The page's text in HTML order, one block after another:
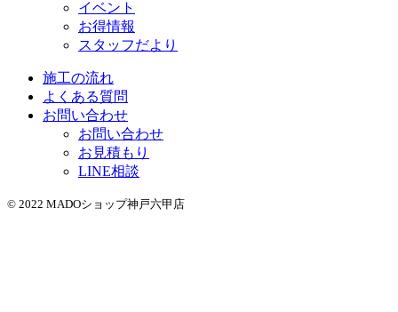
イベント
お得情報
スタッフだより
施工の流れ
よくある質問
お問い合わせ
お問い合わせ
お見積もり
LINE相談
© 2022 MADOショップ神戸六甲店